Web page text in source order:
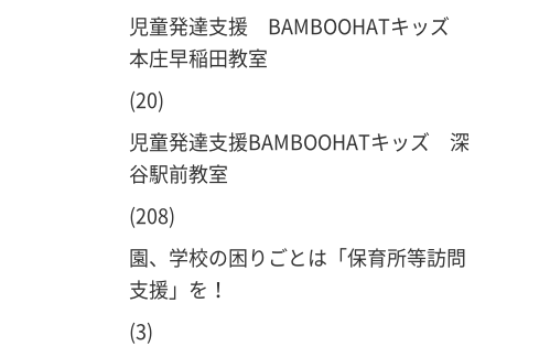
児童発達支援 BAMBOOHATキッズ
本庄早稲田教室
(20)
児童発達支援BAMBOOHATキッズ 深
谷駅前教室
(208)
園、学校の困りごとは「保育所等訪問
支援」を！
(3)